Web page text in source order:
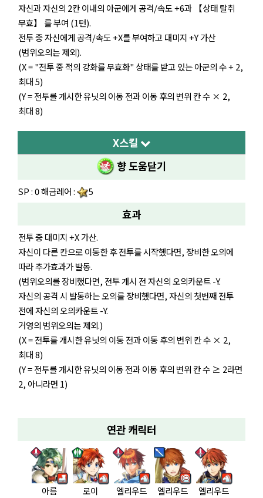
자신과 자신의 2칸 이내의 아군에게 공격/속도 +6과 【상태 탈취
무효】 를 부여 (1턴).
전투 중 자신에게 공격/속도 +X를 부여하고 대미지 +Y 가산
(범위오의는 제외).
(X = "전투 중 적의 강화를 무효화" 상태를 받고 있는 아군의 수 + 2,
최대 5)
(Y = 전투를 개시한 유닛의 이동 전과 이동 후의 변위 칸 수 × 2,
최대 8)
X스킬
향 도움닫기
SP : 0 해금레어 : 5
효과
전투 중 대미지 +X 가산.
자신이 다른 칸으로 이동한 후 전투를 시작했다면, 장비한 오의에
따라 추가효과가 발동.
(범위오의를 장비했다면, 전투 개시 전 자신의 오의카운트 -Y.
자신의 공격 시 발동하는 오의를 장비했다면, 자신의 첫번째 전투
전에 자신의 오의카운트 -Y.
거영의 범위오의는 제외.)
(X = 전투를 개시한 유닛의 이동 전과 이동 후의 변위 칸 수 × 2,
최대 8)
(Y = 전투를 개시한 유닛의 이동 전과 이동 후의 변위 칸 수 ≥ 2라면
2, 아니라면 1)
연관 캐릭터
아름 로이 엘리우드 엘리우드 엘리우드